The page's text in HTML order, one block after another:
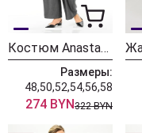
Костюм Anastasia 1397 графит
Размеры:
48,50,52,54,56,58
274 BYN322 BYN